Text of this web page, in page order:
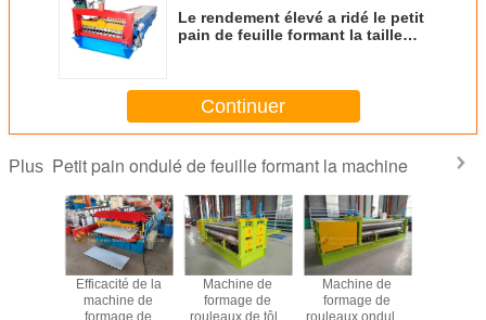
Le rendement élevé a ridé le petit
pain de feuille formant la taille
Continuer
Plus Petit pain ondulé de feuille formant la machine
Efficacité de la
machine de
Machine de
formage de
Machine de
formage de